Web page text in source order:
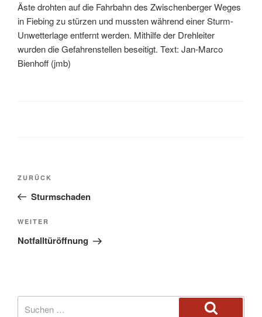
Äste drohten auf die Fahrbahn des Zwischenberger Weges
in Fiebing zu stürzen und mussten während einer Sturm-
Unwetterlage entfernt werden. Mithilfe der Drehleiter
wurden die Gefahrenstellen beseitigt. Text: Jan-Marco
Bienhoff (jmb)
ZURÜCK
Sturmschaden
WEITER
Notfalltüröffnung